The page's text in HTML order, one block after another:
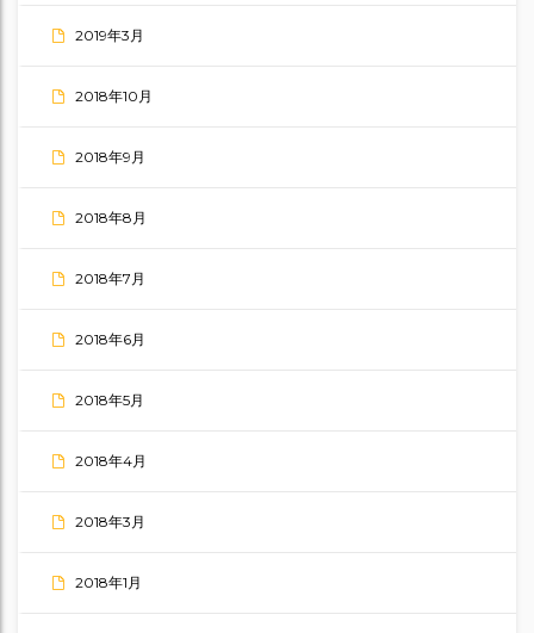
2019年3月
2018年10月
2018年9月
2018年8月
2018年7月
2018年6月
2018年5月
2018年4月
2018年3月
2018年1月